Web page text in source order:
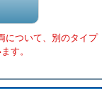
について、別のタイプ
す。